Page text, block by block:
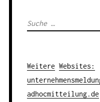
S
h
e
n
Weitere Websites :
adhocmitteilung.de